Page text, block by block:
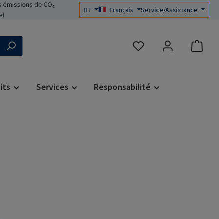
de CO₂
HT Français Service/Assistance
Vous avez 0 articles
Services Responsabilité